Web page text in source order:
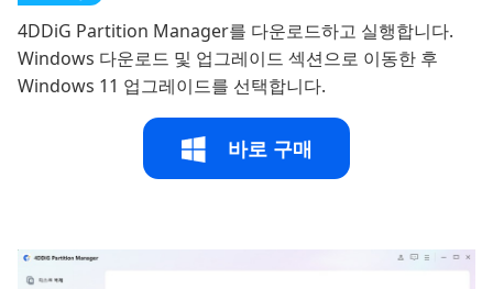
4DDiG Partition Manager를 다운로드하고 실행합니다.
Windows 다운로드 및 업그레이드 섹션으로 이동한 후
Windows 11 업그레이드를 선택합니다.
바로 구매